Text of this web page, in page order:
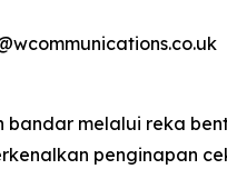
bandar melalui reka
penginapan